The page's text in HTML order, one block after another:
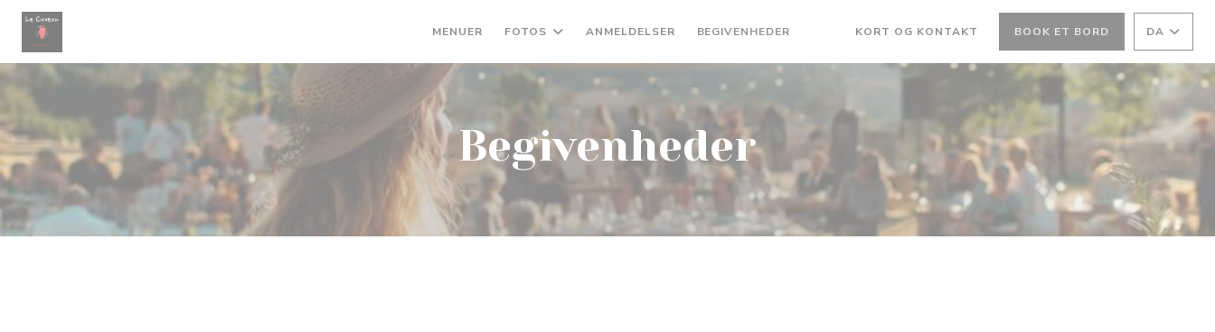
CCookie-styringspanel
MENUER FOTOS ANMELDELSER BEGIVENHEDER KORT OG KONTAKT BOOK ET BORD DA
Begivenheder